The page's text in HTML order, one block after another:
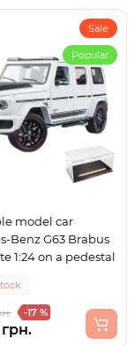
Sale
Popular
model car
Benz G63 Brabus
1:24 on a pedestal
-17 %